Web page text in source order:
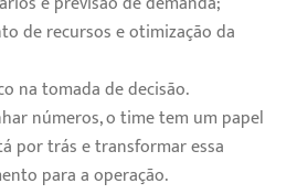
de recursos e otimização da
na tomada de decisão.
números, o time tem um papel
por trás e transformar essa
para a operação.